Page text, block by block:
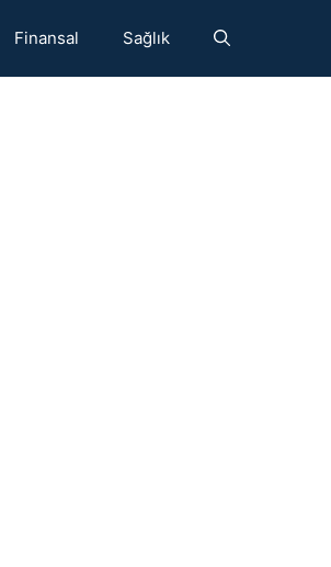
Finansal Sağlık